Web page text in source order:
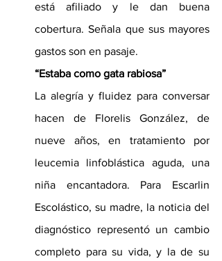
está afiliado y le dan buena
cobertura. Señala que sus mayores
gastos son en pasaje.
“Estaba como gata rabiosa”
La alegría y fluidez para conversar
hacen de Florelis González, de
nueve años, en tratamiento por
leucemia linfoblástica aguda, una
niña encantadora. Para Escarlin
Escolástico, su madre, la noticia del
diagnóstico representó un cambio
completo para su vida, y la de su